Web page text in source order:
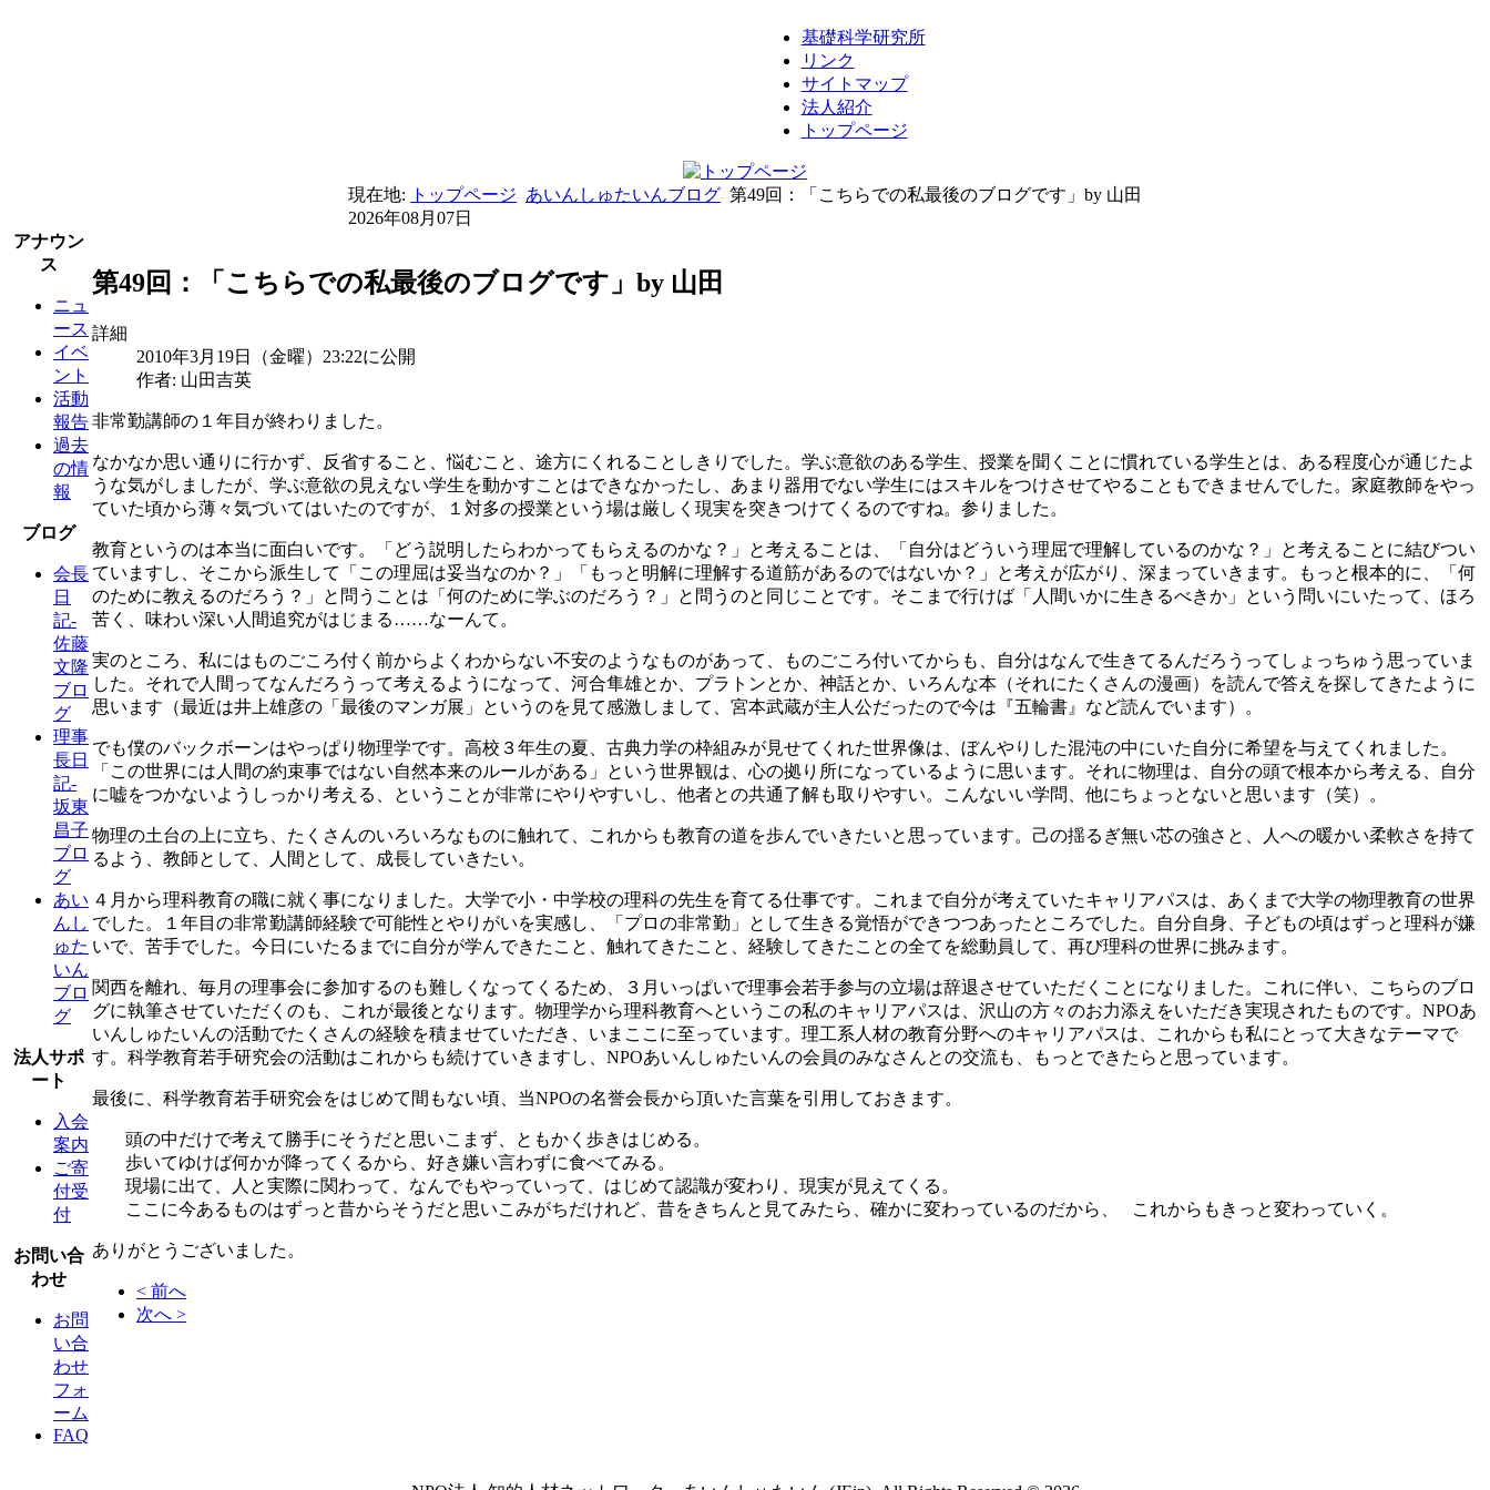
基礎科学研究所
リンク
サイトマップ
法人紹介
トップページ
現在地: トップページ あいんしゅたいんブログ 第49回：「こちらでの私最後のブログです」by 山田
2026年08月07日
アナウン
ス
ニュ
ース
イベ
ント
活動
報告
過去
の情
報
ブログ
会長
日
記-
佐藤
文隆
ブロ
グ
理事
長日
記-
坂東
昌子
ブロ
グ
あい
んし
ゅた
いん
ブロ
グ
法人サポ
ート
入会
案内
ご寄
付受
付
お問い合
わせ
お問
い合
わせ
フォ
ーム
FAQ
第49回：「こちらでの私最後のブログです」by 山田
詳細
2010年3月19日（金曜）23:22に公開
作者: 山田吉英
非常勤講師の１年目が終わりました。
なかなか思い通りに行かず、反省すること、悩むこと、途方にくれることしきりでした。学ぶ意欲のある学生、授業を聞くことに慣れている学生とは、ある程度心が通じたよ
うな気がしましたが、学ぶ意欲の見えない学生を動かすことはできなかったし、あまり器用でない学生にはスキルをつけさせてやることもできませんでした。家庭教師をやっ
ていた頃から薄々気づいてはいたのですが、１対多の授業という場は厳しく現実を突きつけてくるのですね。参りました。
教育というのは本当に面白いです。「どう説明したらわかってもらえるのかな？」と考えることは、「自分はどういう理屈で理解しているのかな？」と考えることに結びつい
ていますし、そこから派生して「この理屈は妥当なのか？」「もっと明解に理解する道筋があるのではないか？」と考えが広がり、深まっていきます。もっと根本的に、「何
のために教えるのだろう？」と問うことは「何のために学ぶのだろう？」と問うのと同じことです。そこまで行けば「人間いかに生きるべきか」という問いにいたって、ほろ
苦く、味わい深い人間追究がはじまる……なーんて。
実のところ、私にはものごころ付く前からよくわからない不安のようなものがあって、ものごころ付いてからも、自分はなんで生きてるんだろうってしょっちゅう思っていま
した。それで人間ってなんだろうって考えるようになって、河合隼雄とか、プラトンとか、神話とか、いろんな本（それにたくさんの漫画）を読んで答えを探してきたように
思います（最近は井上雄彦の「最後のマンガ展」というのを見て感激しまして、宮本武蔵が主人公だったので今は『五輪書』など読んでいます）。
でも僕のバックボーンはやっぱり物理学です。高校３年生の夏、古典力学の枠組みが見せてくれた世界像は、ぼんやりした混沌の中にいた自分に希望を与えてくれました。
「この世界には人間の約束事ではない自然本来のルールがある」という世界観は、心の拠り所になっているように思います。それに物理は、自分の頭で根本から考える、自分
に嘘をつかないようしっかり考える、ということが非常にやりやすいし、他者との共通了解も取りやすい。こんないい学問、他にちょっとないと思います（笑）。
物理の土台の上に立ち、たくさんのいろいろなものに触れて、これからも教育の道を歩んでいきたいと思っています。己の揺るぎ無い芯の強さと、人への暖かい柔軟さを持て
るよう、教師として、人間として、成長していきたい。
４月から理科教育の職に就く事になりました。大学で小・中学校の理科の先生を育てる仕事です。これまで自分が考えていたキャリアパスは、あくまで大学の物理教育の世界
でした。１年目の非常勤講師経験で可能性とやりがいを実感し、「プロの非常勤」として生きる覚悟ができつつあったところでした。自分自身、子どもの頃はずっと理科が嫌
いで、苦手でした。今日にいたるまでに自分が学んできたこと、触れてきたこと、経験してきたことの全てを総動員して、再び理科の世界に挑みます。
関西を離れ、毎月の理事会に参加するのも難しくなってくるため、３月いっぱいで理事会若手参与の立場は辞退させていただくことになりました。これに伴い、こちらのブロ
グに執筆させていただくのも、これが最後となります。物理学から理科教育へというこの私のキャリアパスは、沢山の方々のお力添えをいただき実現されたものです。NPOあ
いんしゅたいんの活動でたくさんの経験を積ませていただき、いまここに至っています。理工系人材の教育分野へのキャリアパスは、これからも私にとって大きなテーマで
す。科学教育若手研究会の活動はこれからも続けていきますし、NPOあいんしゅたいんの会員のみなさんとの交流も、もっとできたらと思っています。
最後に、科学教育若手研究会をはじめて間もない頃、当NPOの名誉会長から頂いた言葉を引用しておきます。
頭の中だけで考えて勝手にそうだと思いこまず、ともかく歩きはじめる。
歩いてゆけば何かが降ってくるから、好き嫌い言わずに食べてみる。
現場に出て、人と実際に関わって、なんでもやっていって、はじめて認識が変わり、現実が見えてくる。
ここに今あるものはずっと昔からそうだと思いこみがちだけれど、昔をきちんと見てみたら、確かに変わっているのだから、 これからもきっと変わっていく。
ありがとうございました。
< 前へ
次へ >